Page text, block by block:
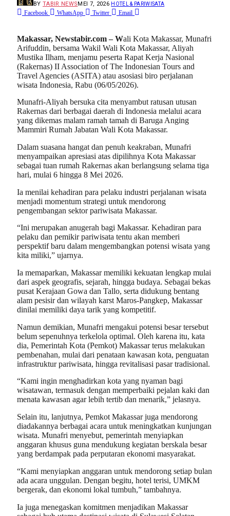
BY TABIR NEWSMEI 7, 2026 HOTEL & PARIWISATA
Facebook WhatsApp Twitter Email
Makassar, Newstabir.com – Wali Kota Makassar, Munafri
Arifuddin, bersama Wakil Wali Kota Makassar, Aliyah
Mustika Ilham, menjamu peserta Rapat Kerja Nasional
(Rakernas) II Association of The Indonesian Tours and
Travel Agencies (ASITA) atau asosiasi biro perjalanan
wisata Indonesia, Rabu (06/05/2026).
Munafri-Aliyah bersuka cita menyambut ratusan utusan
Rakernas dari berbagai daerah di Indonesia melalui acara
yang dikemas malam ramah tamah di Baruga Anging
Mammiri Rumah Jabatan Wali Kota Makassar.
Dalam suasana hangat dan penuh keakraban, Munafri
menyampaikan apresiasi atas dipilihnya Kota Makassar
sebagai tuan rumah Rakernas akan berlangsung selama tiga
hari, mulai 6 hingga 8 Mei 2026.
Ia menilai kehadiran para pelaku industri perjalanan wisata
menjadi momentum strategi untuk mendorong
pengembangan sektor pariwisata Makassar.
“Ini merupakan anugerah bagi Makassar. Kehadiran para
pelaku dan pemikir pariwisata tentu akan memberi
perspektif baru dalam mengembangkan potensi wisata yang
kita miliki,” ujarnya.
Ia memaparkan, Makassar memiliki kekuatan lengkap mulai
dari aspek geografis, sejarah, hingga budaya. Sebagai bekas
pusat Kerajaan Gowa dan Tallo, serta didukung bentang
alam pesisir dan wilayah karst Maros-Pangkep, Makassar
dinilai memiliki daya tarik yang kompetitif.
Namun demikian, Munafri mengakui potensi besar tersebut
belum sepenuhnya terkelola optimal. Oleh karena itu, kata
dia, Pemerintah Kota (Pemkot) Makassar terus melakukan
pembenahan, mulai dari penataan kawasan kota, penguatan
infrastruktur pariwisata, hingga revitalisasi pasar tradisional.
“Kami ingin menghadirkan kota yang nyaman bagi
wisatawan, termasuk dengan memperbaiki pejalan kaki dan
menata kawasan agar lebih tertib dan menarik,” jelasnya.
Selain itu, lanjutnya, Pemkot Makassar juga mendorong
diadakannya berbagai acara untuk meningkatkan kunjungan
wisata. Munafri menyebut, pemerintah menyiapkan
anggaran khusus guna mendukung kegiatan berskala besar
yang berdampak pada perputaran ekonomi masyarakat.
“Kami menyiapkan anggaran untuk mendorong setiap bulan
ada acara unggulan. Dengan begitu, hotel terisi, UMKM
bergerak, dan ekonomi lokal tumbuh,” tambahnya.
Ia juga menegaskan komitmen menjadikan Makassar